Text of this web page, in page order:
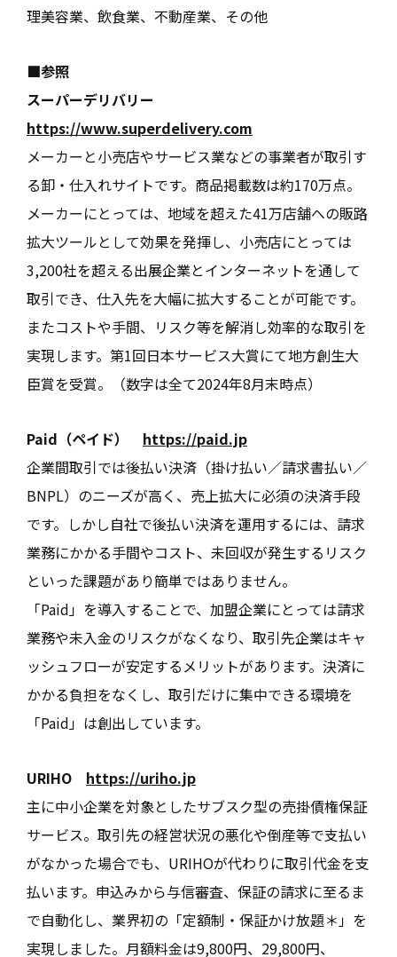
理美容業、飲食業、不動産業、その他
■参照
スーパーデリバリー
https://www.superdelivery.com
メーカーと小売店やサービス業などの事業者が取引す
る卸・仕入れサイトです。商品掲載数は約170万点。
メーカーにとっては、地域を超えた41万店舗への販路
拡大ツールとして効果を発揮し、小売店にとっては
3,200社を超える出展企業とインターネットを通して
取引でき、仕入先を大幅に拡大することが可能です。
またコストや手間、リスク等を解消し効率的な取引を
実現します。第1回日本サービス大賞にて地方創生大
臣賞を受賞。（数字は全て2024年8月末時点）
Paid（ペイド） https://paid.jp
企業間取引では後払い決済（掛け払い／請求書払い／
BNPL）のニーズが高く、売上拡大に必須の決済手段
です。しかし自社で後払い決済を運用するには、請求
業務にかかる手間やコスト、未回収が発生するリスク
といった課題があり簡単ではありません。
「Paid」を導入することで、加盟企業にとっては請求
業務や未入金のリスクがなくなり、取引先企業はキャ
ッシュフローが安定するメリットがあります。決済に
かかる負担をなくし、取引だけに集中できる環境を
「Paid」は創出しています。
URIHO https://uriho.jp
主に中小企業を対象としたサブスク型の売掛債権保証
サービス。取引先の経営状況の悪化や倒産等で支払い
がなかった場合でも、URIHOが代わりに取引代金を支
払います。申込みから与信審査、保証の請求に至るま
で自動化し、業界初の「定額制・保証かけ放題＊」を
実現しました。月額料金は9,800円、29,800円、